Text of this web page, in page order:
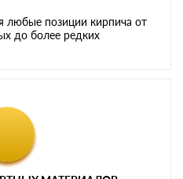
любые позиции кирпича от
до более редких